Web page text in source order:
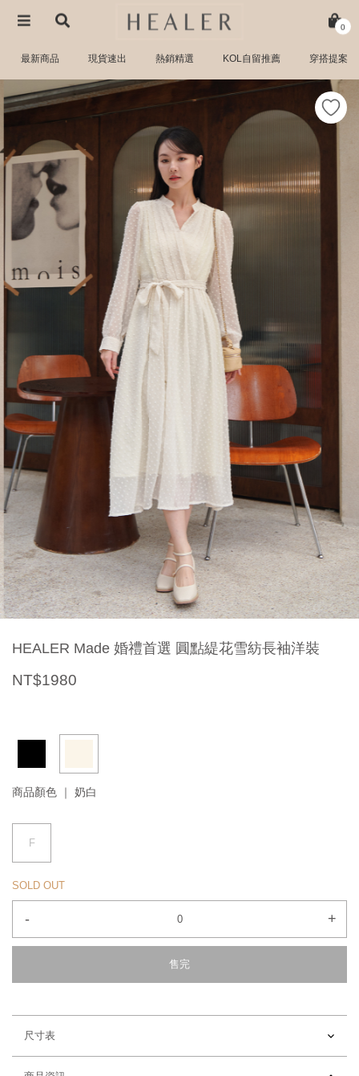
0
最新商品 現貨速出 熱銷精選 KOL自留推薦 穿搭提案
HEALER Made 婚禮首選 圓點緹花雪紡長袖洋裝
NT$1980
商品顏色 ｜ 奶白
F
SOLD OUT
- +
售完
尺寸表